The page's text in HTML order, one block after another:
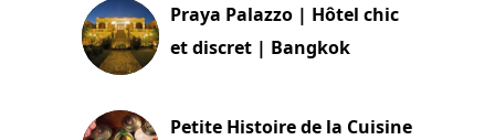
Praya Palazzo | Hôtel chic
et discret | Bangkok
Petite Histoire de la Cuisine